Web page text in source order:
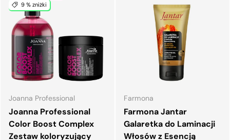
9 % zniżki
Joanna Professional
Joanna Professional
Color Boost Complex
Zestaw koloryzujący
Farmona
Farmona Jantar
Galaretka do Laminacji
Włosów z Esencją